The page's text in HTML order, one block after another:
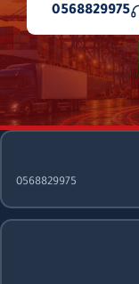
0568829975
0568829975